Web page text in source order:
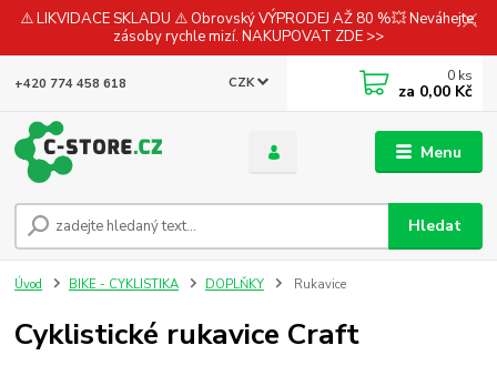
⚠️ LIKVIDACE SKLADU ⚠️ Obrovský VÝPRODEJ AŽ 80 %💥 Neváhejte,
zásoby rychle mizí. NAKUPOVAT ZDE >>
Menu
CZK
Hledat
+420 774 458 618 0 ks
za 0,00 Kč
Úvod BIKE - CYKLISTIKA DOPLŇKY Rukavice
Cyklistické rukavice Craft